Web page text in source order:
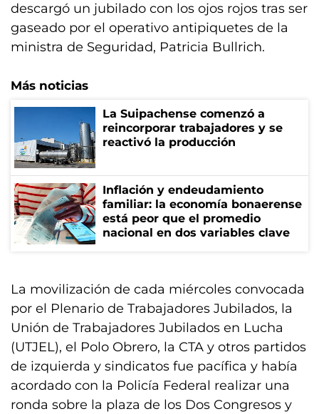
descargó un jubilado con los ojos rojos tras ser
gaseado por el operativo antipiquetes de la
ministra de Seguridad, Patricia Bullrich.
Más noticias
La Suipachense comenzó a
reincorporar trabajadores y se
reactivó la producción
Inflación y endeudamiento
familiar: la economía bonaerense
está peor que el promedio
nacional en dos variables clave
La movilización de cada miércoles convocada
por el Plenario de Trabajadores Jubilados, la
Unión de Trabajadores Jubilados en Lucha
(UTJEL), el Polo Obrero, la CTA y otros partidos
de izquierda y sindicatos fue pacífica y había
acordado con la Policía Federal realizar una
ronda sobre la plaza de los Dos Congresos y